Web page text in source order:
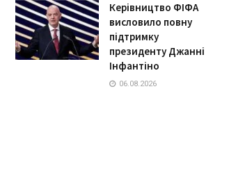
Керівництво ФІФА
висловило повну
підтримку
президенту Джанні
Інфантіно
06.08.2026